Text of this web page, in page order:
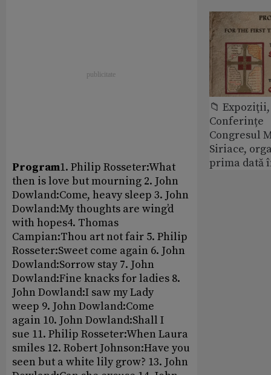
Program1. Philip Rosseter:What
then is love but mourning 2. John
Dowland:Come, heavy sleep 3. John
Dowland:My thoughts are wing’d
with hopes4. Thomas
Campian:Thou art not fair 5. Philip
Rosseter:Sweet come again 6. John
Dowland:Sorrow stay 7. John
Dowland:Fine knacks for ladies 8.
John Dowland:I saw my Lady
weep 9. John Dowland:Come
again 10. John Dowland:Shall I
sue 11. Philip Rosseter:When Laura
smiles 12. Robert Johnson:Have you
seen but a white lily grow? 13. John
📁
Conferințe
Congresul
Siriace,
prima dată